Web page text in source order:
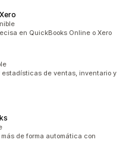
en QuickBooks Online o Xero
estadísticas de ventas, inventario y
de forma automática con